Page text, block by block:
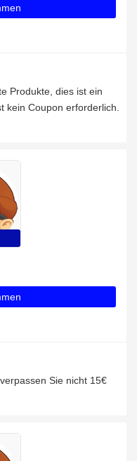
Produkte, dies ist ein
kein Coupon erforderlich.
Sie nicht 15€